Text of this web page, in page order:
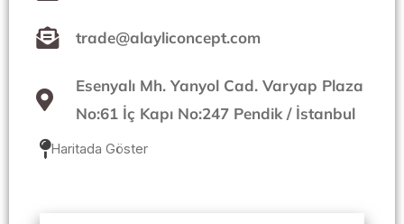
trade@alayliconcept.com
Esenyalı Mh. Yanyol Cad. Varyap Plaza
No:61 İç Kapı No:247 Pendik / İstanbul
Haritada Göster